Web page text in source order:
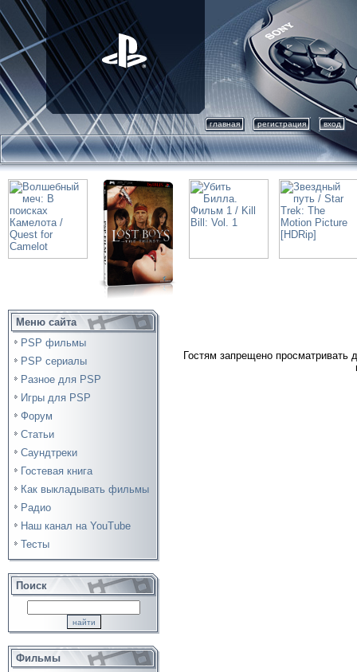
главная регистрация вход
Меню сайта
PSP фильмы
PSP сериалы
Разное для PSP
Игры для PSP
Форум
Статьи
Саундтреки
Гостевая книга
Как выкладывать фильмы
Радио
Наш канал на YouTube
Тесты
Поиск
Фильмы
Гостям запрещено просматривать